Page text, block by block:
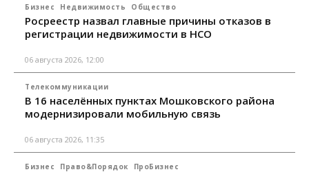
Бизнес Недвижимость Общество
Росреестр назвал главные причины отказов в
регистрации недвижимости в НСО
06 августа 2026, 12:00
Телекоммуникации
В 16 населённых пунктах Мошковского района
модернизировали мобильную связь
06 августа 2026, 11:35
Бизнес Право&Порядок ПроБизнес